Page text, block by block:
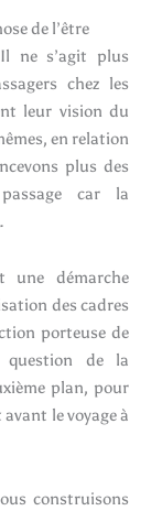
de l’être
ne s’agit plus
chez les
leur vision du
en relation
plus des
car la
une démarche
des cadres
porteuse de
question de la
plan, pour
le voyage à
construisons